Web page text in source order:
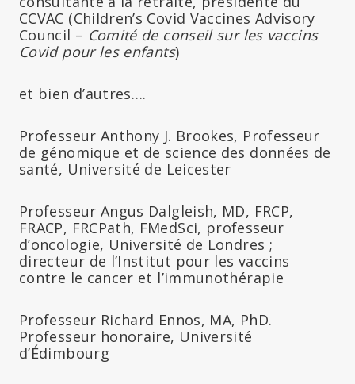
CCVAC (Children’s Covid Vaccines Advisory
Council – Comité de conseil sur les vaccins
Covid pour les enfants)
et bien d’autres….
Professeur Anthony J. Brookes, Professeur
de génomique et de science des données de
santé, Université de Leicester
Professeur Angus Dalgleish, MD, FRCP,
FRACP, FRCPath, FMedSci, professeur
d’oncologie, Université de Londres ;
directeur de l’Institut pour les vaccins
contre le cancer et l’immunothérapie
Professeur Richard Ennos, MA, PhD.
Professeur honoraire, Université
d’Édimbourg